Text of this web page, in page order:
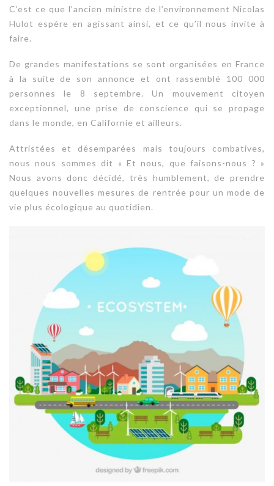
C’est ce que l’ancien ministre de l’environnement Nicolas
Hulot espère en agissant ainsi, et ce qu’il nous invite à
faire.
De grandes manifestations se sont organisées en France
à la suite de son annonce et ont rassemblé 100 000
personnes le 8 septembre. Un mouvement citoyen
exceptionnel, une prise de conscience qui se propage
dans le monde, en Californie et ailleurs.
Attristées et désemparées mais toujours combatives,
nous nous sommes dit « Et nous, que faisons-nous ? »
Nous avons donc décidé, très humblement, de prendre
quelques nouvelles mesures de rentrée pour un mode de
vie plus écologique au quotidien.